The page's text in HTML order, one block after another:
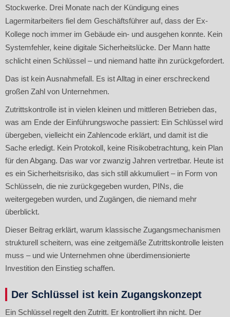
Stockwerke. Drei Monate nach der Kündigung eines
Lagermitarbeiters fiel dem Geschäftsführer auf, dass der Ex-
Kollege noch immer im Gebäude ein- und ausgehen konnte. Kein
Systemfehler, keine digitale Sicherheitslücke. Der Mann hatte
schlicht einen Schlüssel – und niemand hatte ihn zurückgefordert.
Das ist kein Ausnahmefall. Es ist Alltag in einer erschreckend
großen Zahl von Unternehmen.
Zutrittskontrolle ist in vielen kleinen und mittleren Betrieben das,
was am Ende der Einführungswoche passiert: Ein Schlüssel wird
übergeben, vielleicht ein Zahlencode erklärt, und damit ist die
Sache erledigt. Kein Protokoll, keine Risikobetrachtung, kein Plan
für den Abgang. Das war vor zwanzig Jahren vertretbar. Heute ist
es ein Sicherheitsrisiko, das sich still akkumuliert – in Form von
Schlüsseln, die nie zurückgegeben wurden, PINs, die
weitergegeben wurden, und Zugängen, die niemand mehr
überblickt.
Dieser Beitrag erklärt, warum klassische Zugangsmechanismen
strukturell scheitern, was eine zeitgemäße Zutrittskontrolle leisten
muss – und wie Unternehmen ohne überdimensionierte
Investition den Einstieg schaffen.
Der Schlüssel ist kein Zugangskonzept
Ein Schlüssel regelt den Zutritt. Er kontrolliert ihn nicht. Der